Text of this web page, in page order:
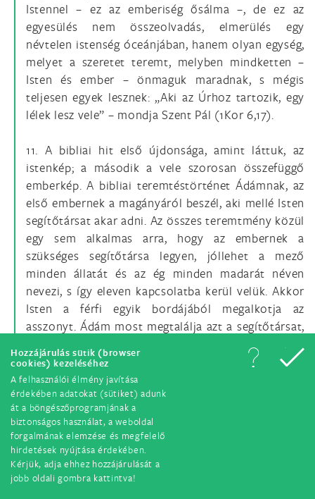
Hozzájárulás sütik (browser
cookies) kezeléséhez
A felhasználói élmény javítása
érdekében adatokat (sütiket) adunk
át a böngészőprogramjának a
biztonságos használat, a weboldal
forgalmának elemzése és megfelelő
hirdetések nyújtása érdekében.
Kérjük, adja ehhez hozzájárulását a
jobb oldali gombra kattintva!
Istennel – ez az emberiség ősálma –, de ez az
egyesülés nem összeolvadás, elmerülés egy
névtelen istenség óceánjában, hanem olyan egység,
melyet a szeretet teremt, melyben mindketten –
Isten és ember – önmaguk maradnak, s mégis
teljesen egyek lesznek: „Aki az Úrhoz tartozik, egy
lélek lesz vele” – mondja Szent Pál (1Kor 6,17).
11. A bibliai hit első újdonsága, amint láttuk, az
istenkép; a második a vele szorosan összefüggő
emberkép. A bibliai teremtéstörténet Ádámnak, az
első embernek a magányáról beszél, aki mellé Isten
segítőtársat akar adni. Az összes teremtmény közül
egy sem alkalmas arra, hogy az embernek a
szükséges segítőtársa legyen, jóllehet a mező
minden állatát és az ég minden madarát néven
nevezi, s így eleven kapcsolatba kerül velük. Akkor
Isten a férfi egyik bordájából megalkotja az
asszonyt. Ádám most megtalálja azt a segítőtársat,
akire szüksége van: „Ez most végre csont a
csontomból és hús a húsomból” (Ter 2,23). Ennek
hátterében ott láthatjuk azokat az elképzeléseket,
melyeknek egyik formája a Platón által idézett
mesében tűnik föl, mely szerint az ember eredetileg
gömb alakú volt, azaz önmagában és önmagának
teljesen elég, de gőgje büntetéséül Zeusz
kettévágta, s azóta az ember keresi önmaga másik
felét, úton van feléje, hogy ismét megtalálja a kerek